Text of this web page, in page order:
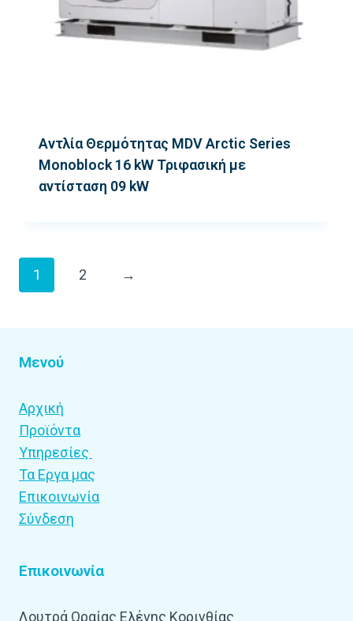
Αντλία Θερμότητας MDV Arctic Series
Monoblock 16 kW Τριφασική με
αντίσταση 09 kW
1 2 →
Μενού
Αρχική
Προϊόντα
Υπηρεσίες
Τα Εργα μας
Επικοινωνία
Σύνδεση
Επικοινωνία
Λουτρά Ωραίας Ελένης Κορινθίας